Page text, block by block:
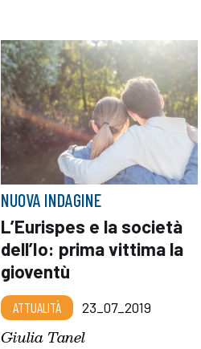
NUOVA INDAGINE
L’Eurispes e la società
dell’Io: prima vittima la
gioventù
ATTUALITÀ 23_07_2019
Giulia Tanel